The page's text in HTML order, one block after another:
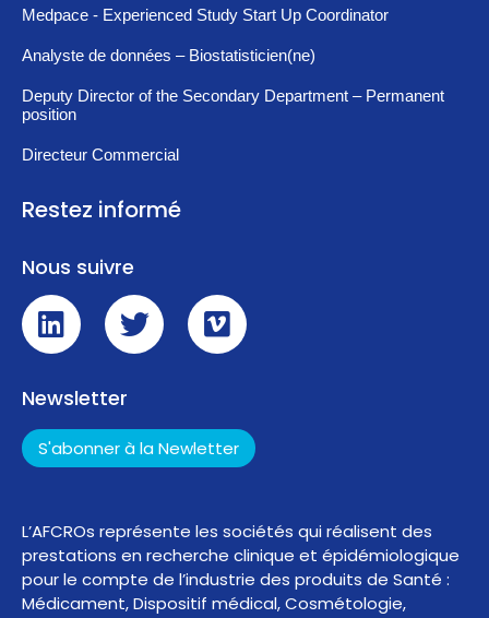
Medpace - Experienced Study Start Up Coordinator
Analyste de données – Biostatisticien(ne)
Deputy Director of the Secondary Department – Permanent
position
Directeur Commercial
Restez informé
Nous suivre
Newsletter
S'abonner à la Newletter
L’AFCROs représente les sociétés qui réalisent des
prestations en recherche clinique et épidémiologique
pour le compte de l’industrie des produits de Santé :
Médicament, Dispositif médical, Cosmétologie,